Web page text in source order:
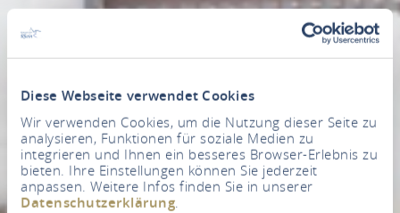
Diese Webseite verwendet Cookies
Wir verwenden Cookies, um die Nutzung dieser Seite zu
analysieren, Funktionen für soziale Medien zu
integrieren und Ihnen ein besseres Browser-Erlebnis zu
bieten. Ihre Einstellungen können Sie jederzeit
anpassen. Weitere Infos finden Sie in unserer
Datenschutzerklärung.